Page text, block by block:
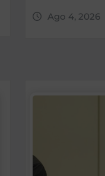
Ago 4, 2026